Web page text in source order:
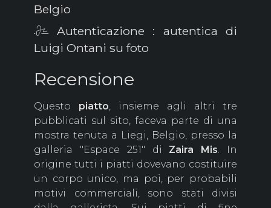
Belgio
Autenticazione : autentica di
Luigi Ontani su foto
Recensione
Questo piatto , insieme agli altri tre
pubblicati sul sito, faceva parte di una
mostra tenuta a Liegi, Belgio, presso la
galleria "Espace 251" di Zaira Mis . In
origine tutti i piatti dovevano costituire
un corpo unico, ma poi, per probabili
motivi commerciali, sono stati divisi